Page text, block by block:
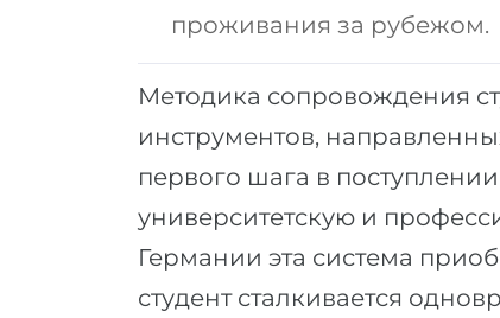
проживания за рубежом.
Методика сопровождения
инструментов,
первого шага в
университетскую и
Германии эта система
студент сталкивается